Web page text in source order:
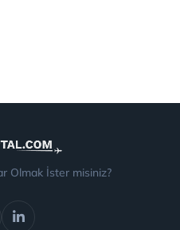
Olmak İster misiniz?